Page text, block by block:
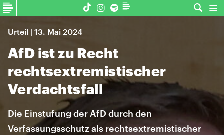
Urteil | 13. Mai 2024
AfD ist zu Recht
rechtsextremistischer
Verdachtsfall
Die Einstufung der AfD durch den
Verfassungsschutz als rechtsextremistischer